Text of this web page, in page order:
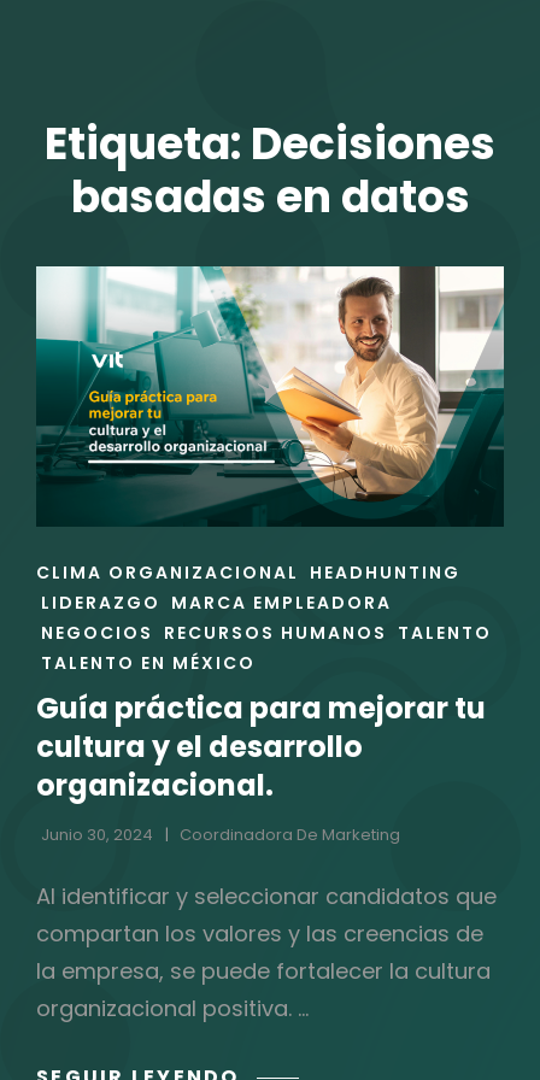
Etiqueta: Decisiones
basadas en datos
ENLACES
DE
LAS
CATEGORÍAS
CLIMA ORGANIZACIONAL
HEADHUNTING
LIDERAZGO
MARCA EMPLEADORA
NEGOCIOS
RECURSOS HUMANOS
TALENTO
TALENTO EN MÉXICO
Guía práctica para mejorar tu
cultura y el desarrollo
organizacional.
Junio 30, 2024 Coordinadora De Marketing
Al identificar y seleccionar candidatos que
compartan los valores y las creencias de
la empresa, se puede fortalecer la cultura
organizacional positiva. …